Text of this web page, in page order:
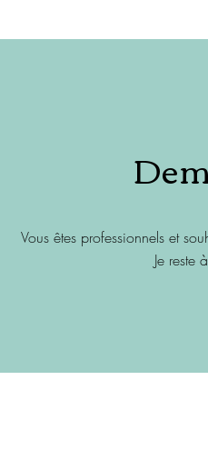
Vous êtes professionnels et
Je reste